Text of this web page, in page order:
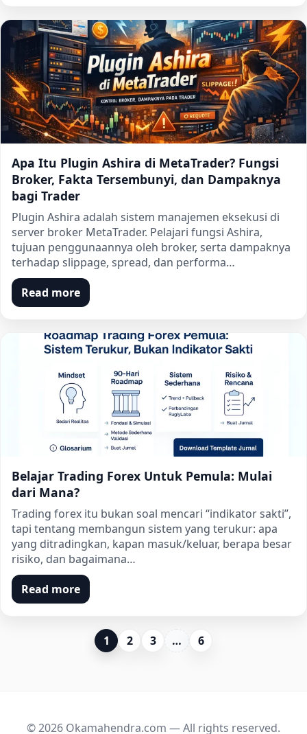
Apa Itu Plugin Ashira di MetaTrader? Fungsi
Broker, Fakta Tersembunyi, dan Dampaknya
bagi Trader
Plugin Ashira adalah sistem manajemen eksekusi di
server broker MetaTrader. Pelajari fungsi Ashira,
tujuan penggunaannya oleh broker, serta dampaknya
terhadap slippage, spread, dan performa…
Read more
Belajar Trading Forex Untuk Pemula: Mulai
dari Mana?
Trading forex itu bukan soal mencari “indikator sakti”,
tapi tentang membangun sistem yang terukur: apa
yang ditradingkan, kapan masuk/keluar, berapa besar
risiko, dan bagaimana…
Read more
1 2 3 … 6
© 2026 Okamahendra.com — All rights reserved.